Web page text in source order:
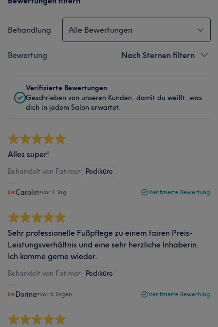
Behandlung Alle Bewertungen
Bewertung Nach Sternen filtern
Verifizierte Bewertungen
Geschrieben von unseren Kunden, damit du weißt, was
dich in jedem Salon erwartet.
Alles super!
Behandelt von Fatima• Pediküre
Carolin•vor 1 Tag Verifizierte Bewertung
Sehr professionelle Fußpflege zu einem fairen Preis-
Leistungsverhältnis und eine sehr herzliche Inhaberin.
Ich komme gerne wieder.
Behandelt von Fatima• Pediküre
Dorina•vor 6 Tagen Verifizierte Bewertung